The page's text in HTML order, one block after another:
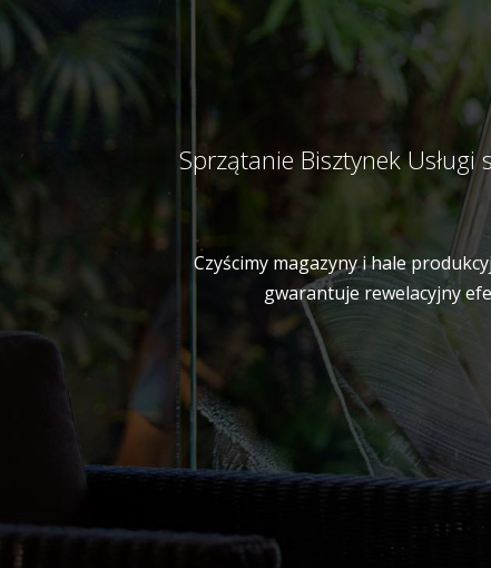
Sprzątanie Bisztynek
Czyścimy magazyny i hale
gwarantuje rewelacyjny